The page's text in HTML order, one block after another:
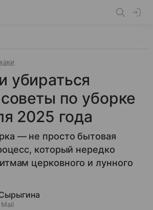
убираться
по уборке
2025 года
— не просто бытовая
который нередко
церковного и лунного